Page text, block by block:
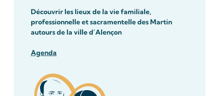
Découvrir les lieux de la vie familiale,
professionnelle et sacramentelle des Martin
autours de la ville d’Alençon
Agenda